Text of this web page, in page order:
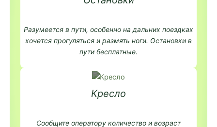
Разумеется в пути, особенно на дальних поездках
хочется прогуляться и размять ноги. Остановки в
пути бесплатные.
Кресло
Сообщите оператору количество и возраст